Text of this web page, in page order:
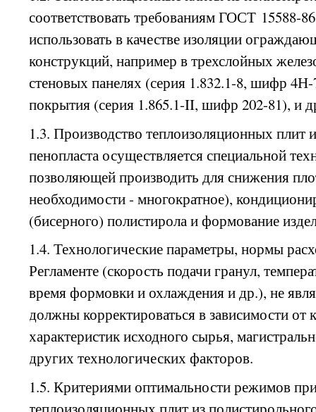
соответствовать требованиям ГОСТ 15588-
использовать в качестве изоляции
конструкций, например в трехслойных
стеновых панелях (серия 1.832.1-8, шифр
покрытия (серия 1.865.1-II, шифр 202-81), и
1.3. Производство теплоизоляционных плит
пенопласта осуществляется специальной
позволяющей производить для снижения
необходимости - многократное),
(бисерного) полистирола и формование
1.4. Технологические параметры, нормы
Регламенте (скорость подачи гранул,
время формовки и охлаждения и др.), не
должны корректироваться в зависимости от
характеристик исходного сырья,
других технологических факторов.
1.5. Критериями оптимальности режимов